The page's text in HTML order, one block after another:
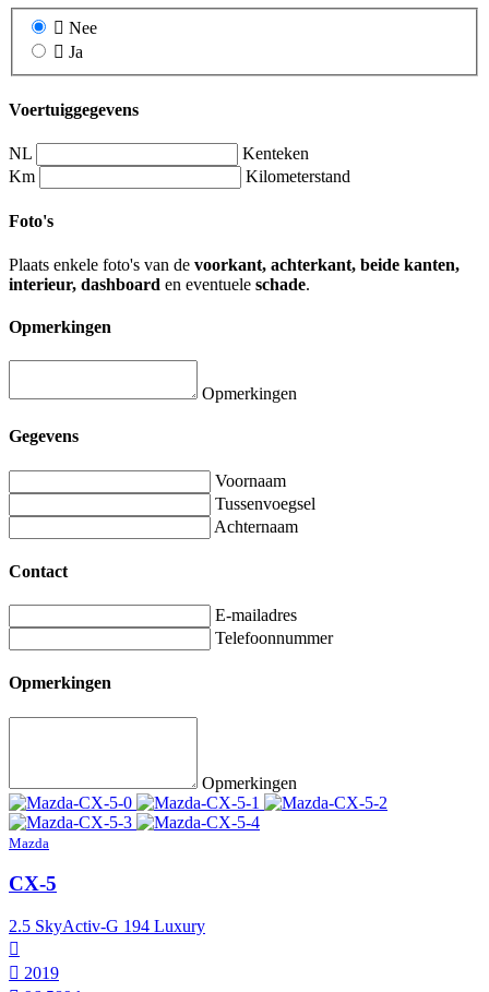
Nee
Ja
Voertuiggegevens
NL
Kenteken
Km
Kilometerstand
Foto's
Plaats enkele foto's van de voorkant, achterkant, beide kanten,
interieur, dashboard en eventuele schade.
Opmerkingen
Opmerkingen
Gegevens
Voornaam
Tussenvoegsel
Achternaam
Contact
E-mailadres
Telefoonnummer
Opmerkingen
Opmerkingen
Mazda
CX-5
2.5 SkyActiv-G 194 Luxury
2019